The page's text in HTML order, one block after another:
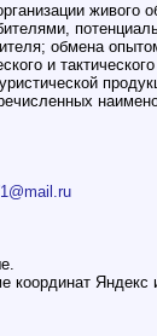
живого
обмена
и
Яндекс